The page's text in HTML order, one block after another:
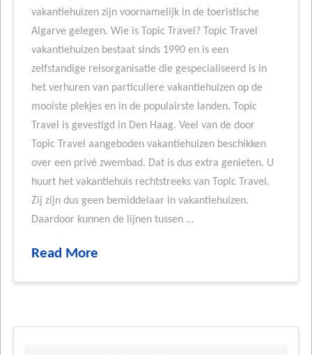
vakantiehuizen zijn voornamelijk in de toeristische
Algarve gelegen. Wie is Topic Travel? Topic Travel
vakantiehuizen bestaat sinds 1990 en is een
zelfstandige reisorganisatie die gespecialiseerd is in
het verhuren van particuliere vakantiehuizen op de
mooiste plekjes en in de populairste landen. Topic
Travel is gevestigd in Den Haag. Veel van de door
Topic Travel aangeboden vakantiehuizen beschikken
over een privé zwembad. Dat is dus extra genieten. U
huurt het vakantiehuis rechtstreeks van Topic Travel.
Zij zijn dus geen bemiddelaar in vakantiehuizen.
Daardoor kunnen de lijnen tussen …
Read More